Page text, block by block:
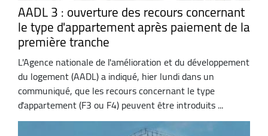
AADL 3 : ouverture des recours concernant
le type d'appartement après paiement de la
première tranche
L'Agence nationale de l'amélioration et du développement
du logement (AADL) a indiqué, hier lundi dans un
communiqué, que les recours concernant le type
d'appartement (F3 ou F4) peuvent être introduits ...